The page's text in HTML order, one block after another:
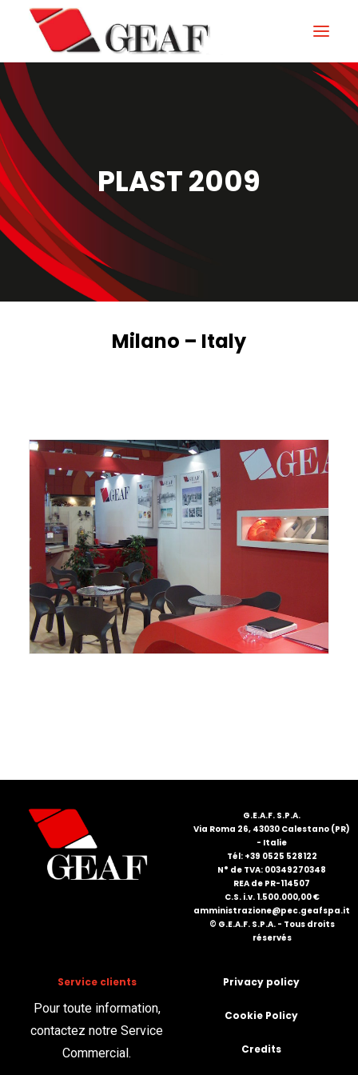
HOME
ENTERPRISE
KNOW-HOW
NOS SECTEURS
CONTACTEZ
NEWS ET ÉVÉNEMENTS
DOWNLOAD
ITALIANO
ENGLISH
DEUTSCH
PLAST 2009
Milano – Italy
G.E.A.F. S.P.A.
Via Roma 26, 43030 Calestano (PR)
- Italie
Tél: +39 0525 528122
N° de TVA: 00349270348
REA de PR-114507
C.S. i.v. 1.500.000,00 €
amministrazione@pec.geafspa.it
© G.E.A.F. S.P.A. - Tous droits
réservés
Service clients
Pour toute information,
contactez notre Service
Commercial.
Privacy policy
Cookie Policy
Credits